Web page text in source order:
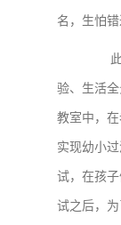
名，生怕错
此
验、生活
教室中，
实现幼小
试，在孩
试之后，